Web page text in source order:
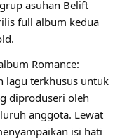
asuhan Belift
full album kedua
Romance:
lagu terkhusus untuk
diproduseri oleh
anggota. Lewat
isi hati